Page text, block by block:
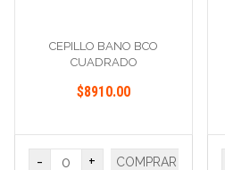
CEPILLO BANO BCO
CUADRADO
$8910.00
- + COMPRAR